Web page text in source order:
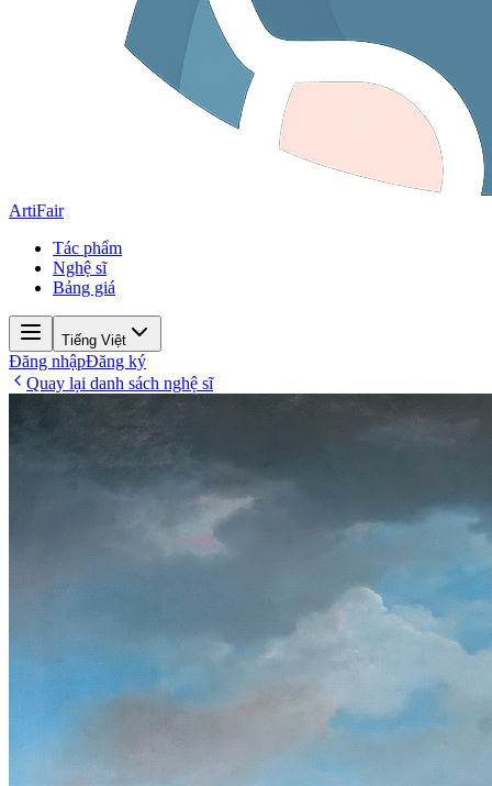
ArtiFair
Tác phẩm
Nghệ sĩ
Bảng giá
Tiếng Việt
Đăng nhậpĐăng ký
Quay lại danh sách nghệ sĩ